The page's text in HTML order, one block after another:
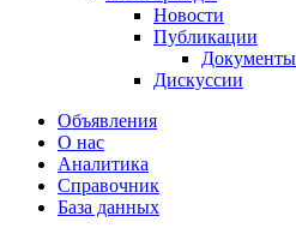
Новости
Публикации
Документы
Дискуссии
Объявления
О нас
Аналитика
Справочник
База данных